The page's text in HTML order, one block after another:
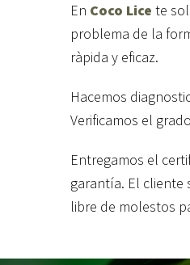
En Coco Lice te
problema de la
ràpida y eficaz.
Hacemos
Verificamos el
Entregamos el
garantía. El cliente
libre de molestos